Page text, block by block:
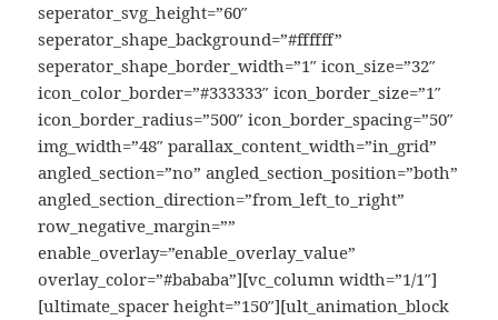
seperator_svg_height=”60″
seperator_shape_background=”#ffffff”
seperator_shape_border_width=”1″ icon_size=”32″
icon_color_border=”#333333″ icon_border_size=”1″
icon_border_radius=”500″ icon_border_spacing=”50″
img_width=”48″ parallax_content_width=”in_grid”
angled_section=”no” angled_section_position=”both”
angled_section_direction=”from_left_to_right”
row_negative_margin=””
enable_overlay=”enable_overlay_value”
overlay_color=”#bababa”][vc_column width=”1/1″]
[ultimate_spacer height=”150″][ult_animation_block